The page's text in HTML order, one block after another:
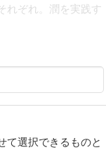
れぞれ。潤を実践す
て選択できるものと